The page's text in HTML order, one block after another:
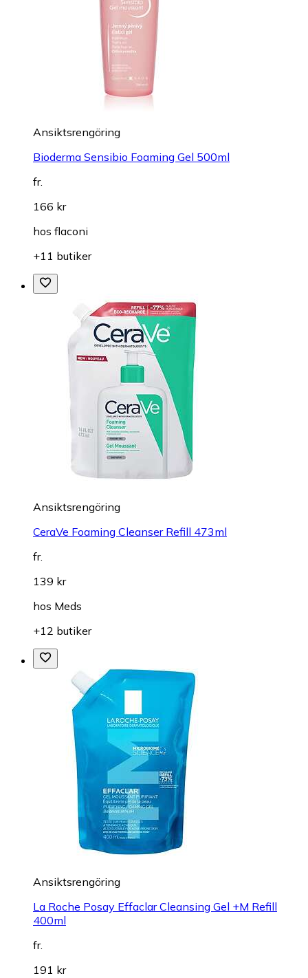
Ansiktsrengöring
Bioderma Sensibio Foaming Gel 500ml
fr.
166 kr
hos flaconi
+11 butiker
Ansiktsrengöring
CeraVe Foaming Cleanser Refill 473ml
fr.
139 kr
hos Meds
+12 butiker
Ansiktsrengöring
La Roche Posay Effaclar Cleansing Gel +M Refill
400ml
fr.
191 kr